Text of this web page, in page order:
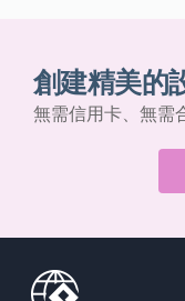
創建精美的
無需信用卡、無需